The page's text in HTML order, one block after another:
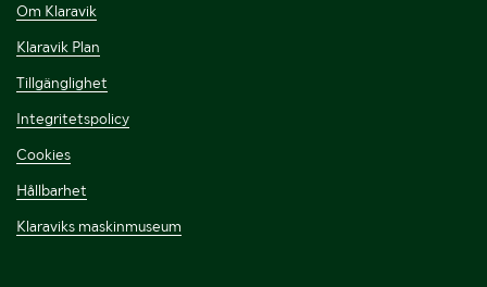
Om Klaravik
Klaravik Plan
Tillgänglighet
Integritetspolicy
Cookies
Hållbarhet
Klaraviks maskinmuseum